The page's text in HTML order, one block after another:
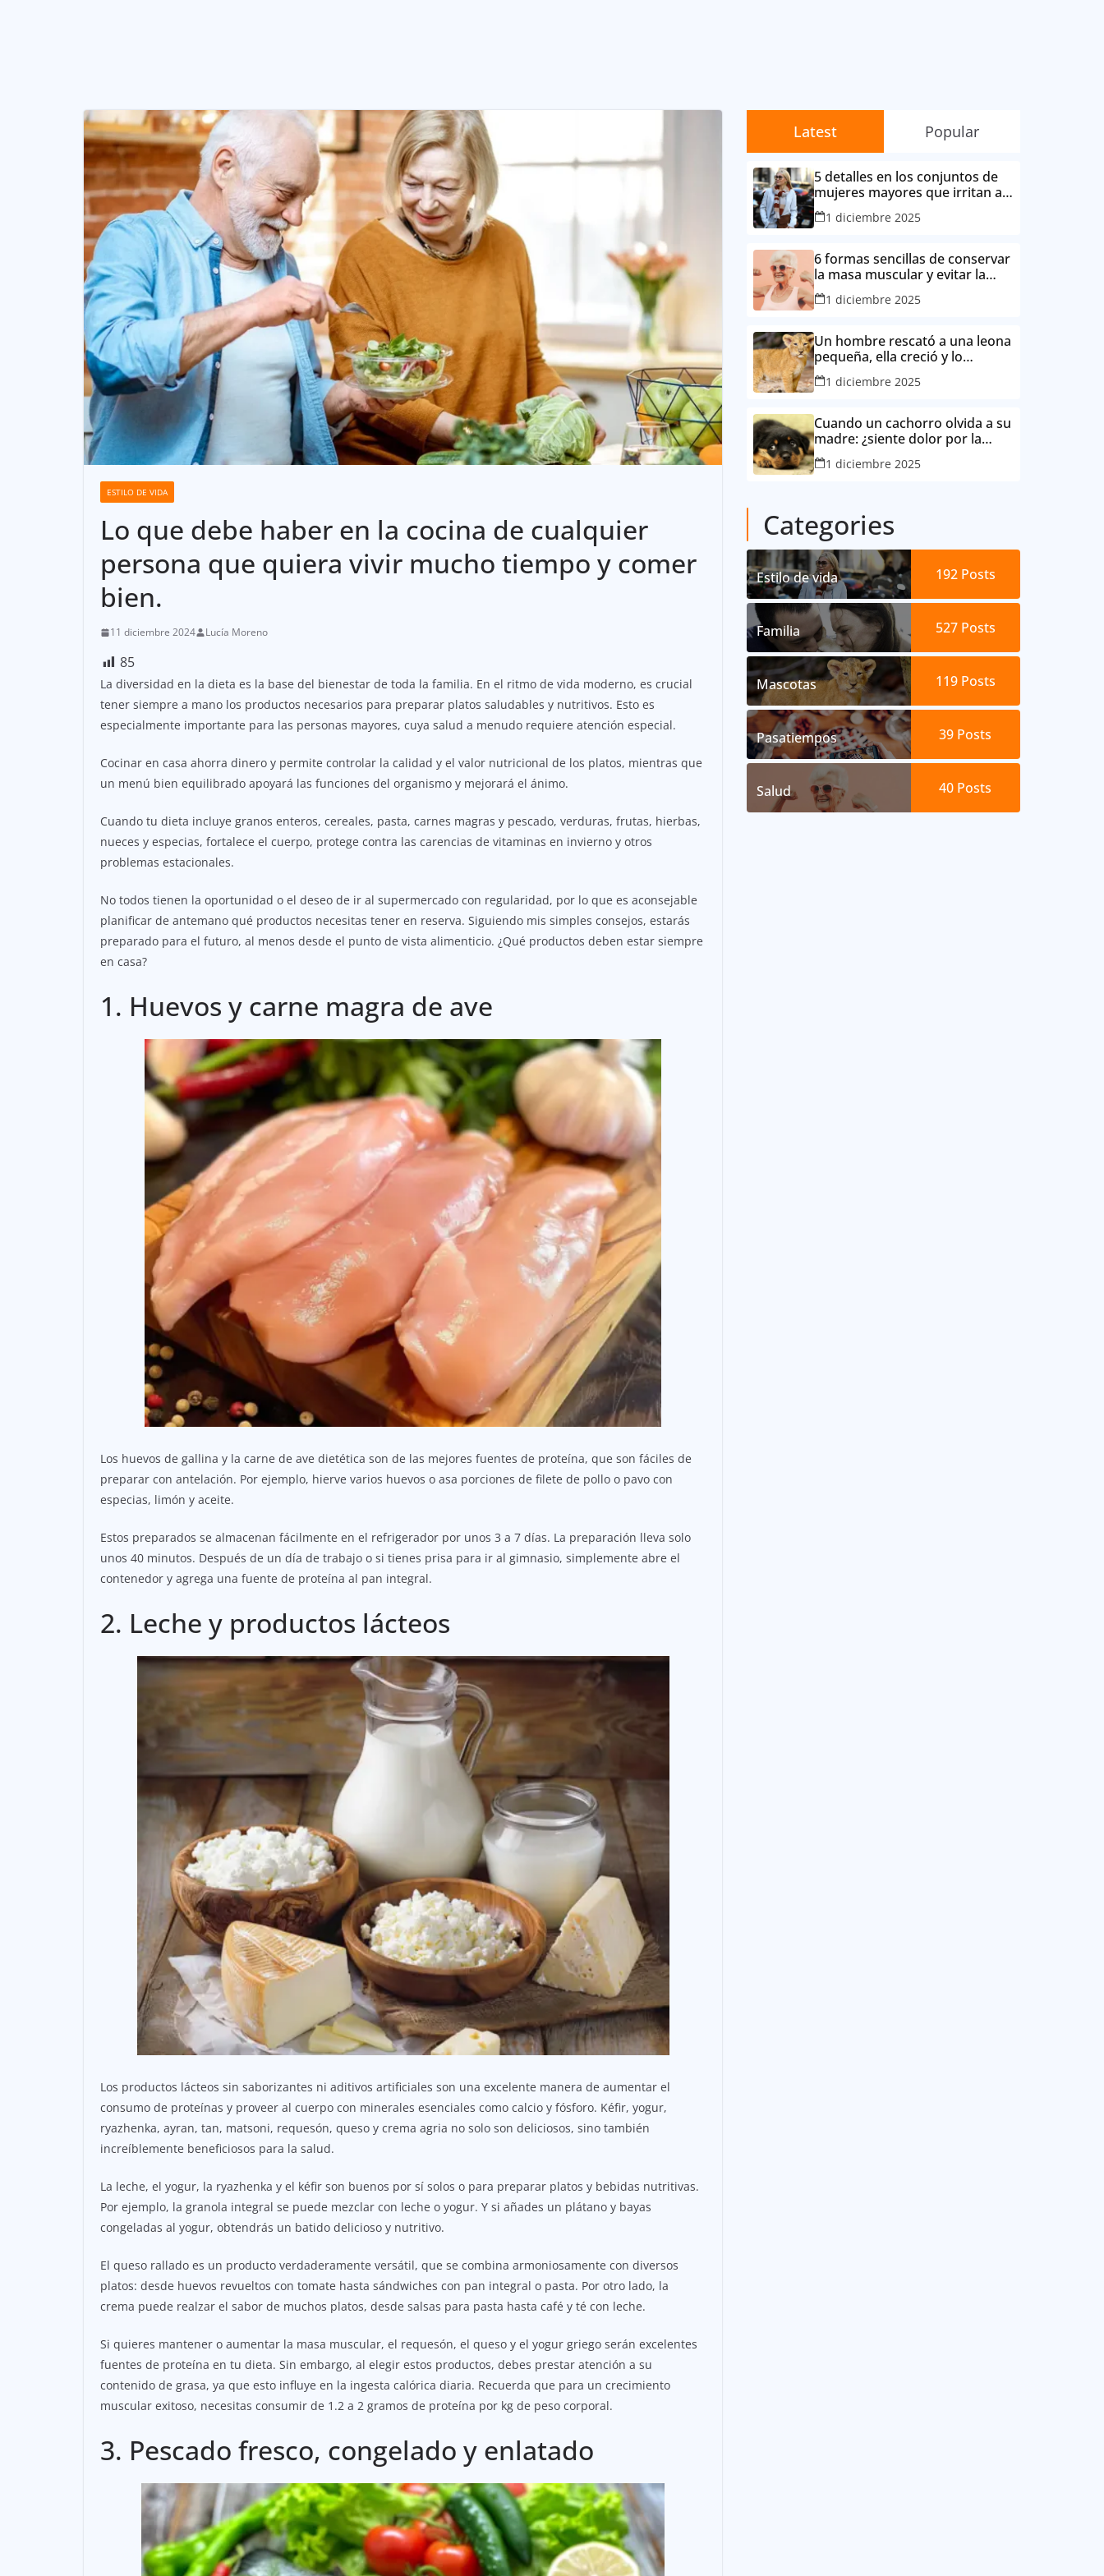
ESTILO DE VIDA
Lo que debe haber en la cocina de cualquier
persona que quiera vivir mucho tiempo y comer
bien.
11 diciembre 2024 Lucía Moreno
85
La diversidad en la dieta es la base del bienestar de toda la familia. En el ritmo de vida moderno, es crucial
tener siempre a mano los productos necesarios para preparar platos saludables y nutritivos. Esto es
especialmente importante para las personas mayores, cuya salud a menudo requiere atención especial.
Cocinar en casa ahorra dinero y permite controlar la calidad y el valor nutricional de los platos, mientras que
un menú bien equilibrado apoyará las funciones del organismo y mejorará el ánimo.
Cuando tu dieta incluye granos enteros, cereales, pasta, carnes magras y pescado, verduras, frutas, hierbas,
nueces y especias, fortalece el cuerpo, protege contra las carencias de vitaminas en invierno y otros
problemas estacionales.
No todos tienen la oportunidad o el deseo de ir al supermercado con regularidad, por lo que es aconsejable
planificar de antemano qué productos necesitas tener en reserva. Siguiendo mis simples consejos, estarás
preparado para el futuro, al menos desde el punto de vista alimenticio. ¿Qué productos deben estar siempre
en casa?
1. Huevos y carne magra de ave
Los huevos de gallina y la carne de ave dietética son de las mejores fuentes de proteína, que son fáciles de
preparar con antelación. Por ejemplo, hierve varios huevos o asa porciones de filete de pollo o pavo con
especias, limón y aceite.
Estos preparados se almacenan fácilmente en el refrigerador por unos 3 a 7 días. La preparación lleva solo
unos 40 minutos. Después de un día de trabajo o si tienes prisa para ir al gimnasio, simplemente abre el
contenedor y agrega una fuente de proteína al pan integral.
2. Leche y productos lácteos
Los productos lácteos sin saborizantes ni aditivos artificiales son una excelente manera de aumentar el
consumo de proteínas y proveer al cuerpo con minerales esenciales como calcio y fósforo. Kéfir, yogur,
ryazhenka, ayran, tan, matsoni, requesón, queso y crema agria no solo son deliciosos, sino también
increíblemente beneficiosos para la salud.
La leche, el yogur, la ryazhenka y el kéfir son buenos por sí solos o para preparar platos y bebidas nutritivas.
Por ejemplo, la granola integral se puede mezclar con leche o yogur. Y si añades un plátano y bayas
congeladas al yogur, obtendrás un batido delicioso y nutritivo.
El queso rallado es un producto verdaderamente versátil, que se combina armoniosamente con diversos
platos: desde huevos revueltos con tomate hasta sándwiches con pan integral o pasta. Por otro lado, la
crema puede realzar el sabor de muchos platos, desde salsas para pasta hasta café y té con leche.
Si quieres mantener o aumentar la masa muscular, el requesón, el queso y el yogur griego serán excelentes
fuentes de proteína en tu dieta. Sin embargo, al elegir estos productos, debes prestar atención a su
contenido de grasa, ya que esto influye en la ingesta calórica diaria. Recuerda que para un crecimiento
muscular exitoso, necesitas consumir de 1.2 a 2 gramos de proteína por kg de peso corporal.
3. Pescado fresco, congelado y enlatado
Latest Popular
5 detalles en los conjuntos de
mujeres mayores que irritan a
sus contemporáneas.
1 diciembre 2025
6 formas sencillas de conservar
la masa muscular y evitar la
degradación corporal por la
edad
1 diciembre 2025
Un hombre rescató a una leona
pequeña, ella creció y lo
consideró su mejor amigo
1 diciembre 2025
Cuando un cachorro olvida a su
madre: ¿siente dolor por la
separación?
1 diciembre 2025
Categories
Estilo de vida 192 Posts
Familia 527 Posts
Mascotas 119 Posts
Pasatiempos 39 Posts
Salud 40 Posts